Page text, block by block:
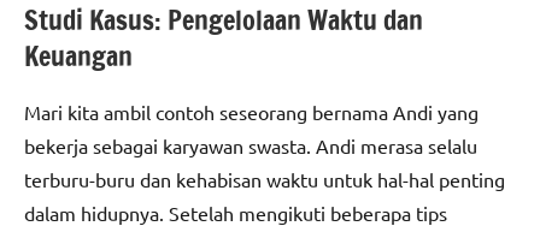
Studi Kasus: Pengelolaan Waktu dan
Keuangan
Mari kita ambil contoh seseorang bernama Andi yang
bekerja sebagai karyawan swasta. Andi merasa selalu
terburu-buru dan kehabisan waktu untuk hal-hal penting
dalam hidupnya. Setelah mengikuti beberapa tips